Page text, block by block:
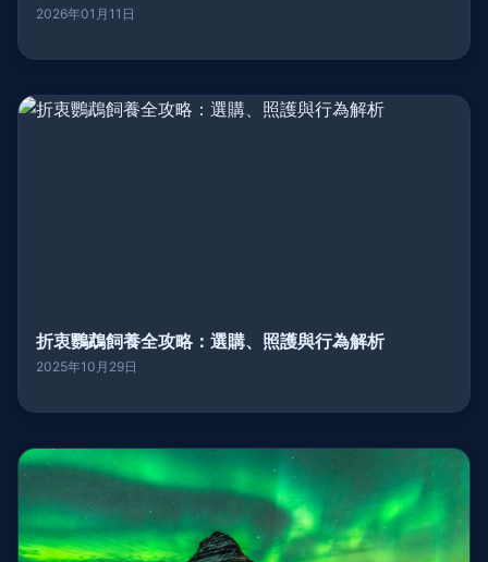
2026年01月11日
折衷鸚鵡飼養全攻略：選購、照護與行為解析
2025年10月29日